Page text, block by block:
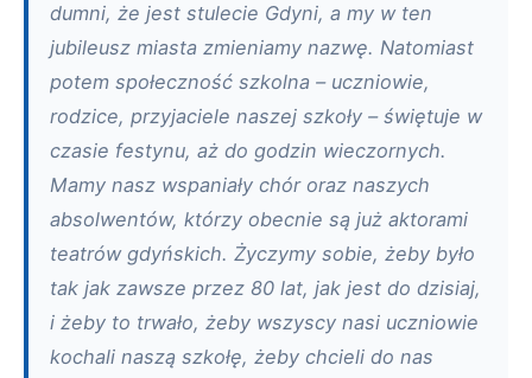
dumni, że jest stulecie Gdyni, a my w ten
jubileusz miasta zmieniamy nazwę. Natomiast
potem społeczność szkolna – uczniowie,
rodzice, przyjaciele naszej szkoły – świętuje w
czasie festynu, aż do godzin wieczornych.
Mamy nasz wspaniały chór oraz naszych
absolwentów, którzy obecnie są już aktorami
teatrów gdyńskich. Życzymy sobie, żeby było
tak jak zawsze przez 80 lat, jak jest do dzisiaj,
i żeby to trwało, żeby wszyscy nasi uczniowie
kochali naszą szkołę, żeby chcieli do nas